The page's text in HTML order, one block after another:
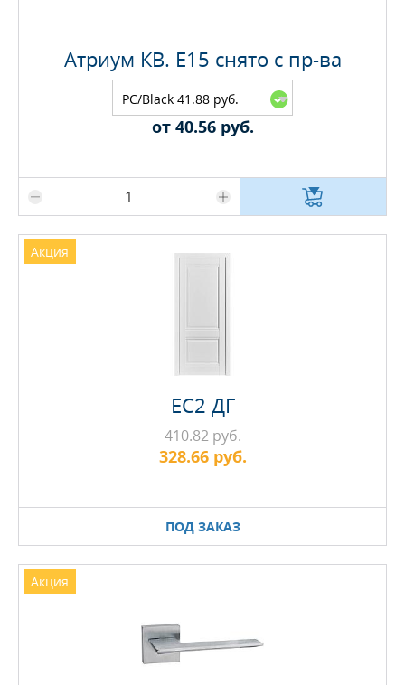
Атриум КВ. E15 снято с пр-ва
PC/Black 41.88 руб.
от 40.56 руб.
Акция
EC2 ДГ
ПОД ЗАКАЗ
410.82 руб.
328.66 руб.
Акция